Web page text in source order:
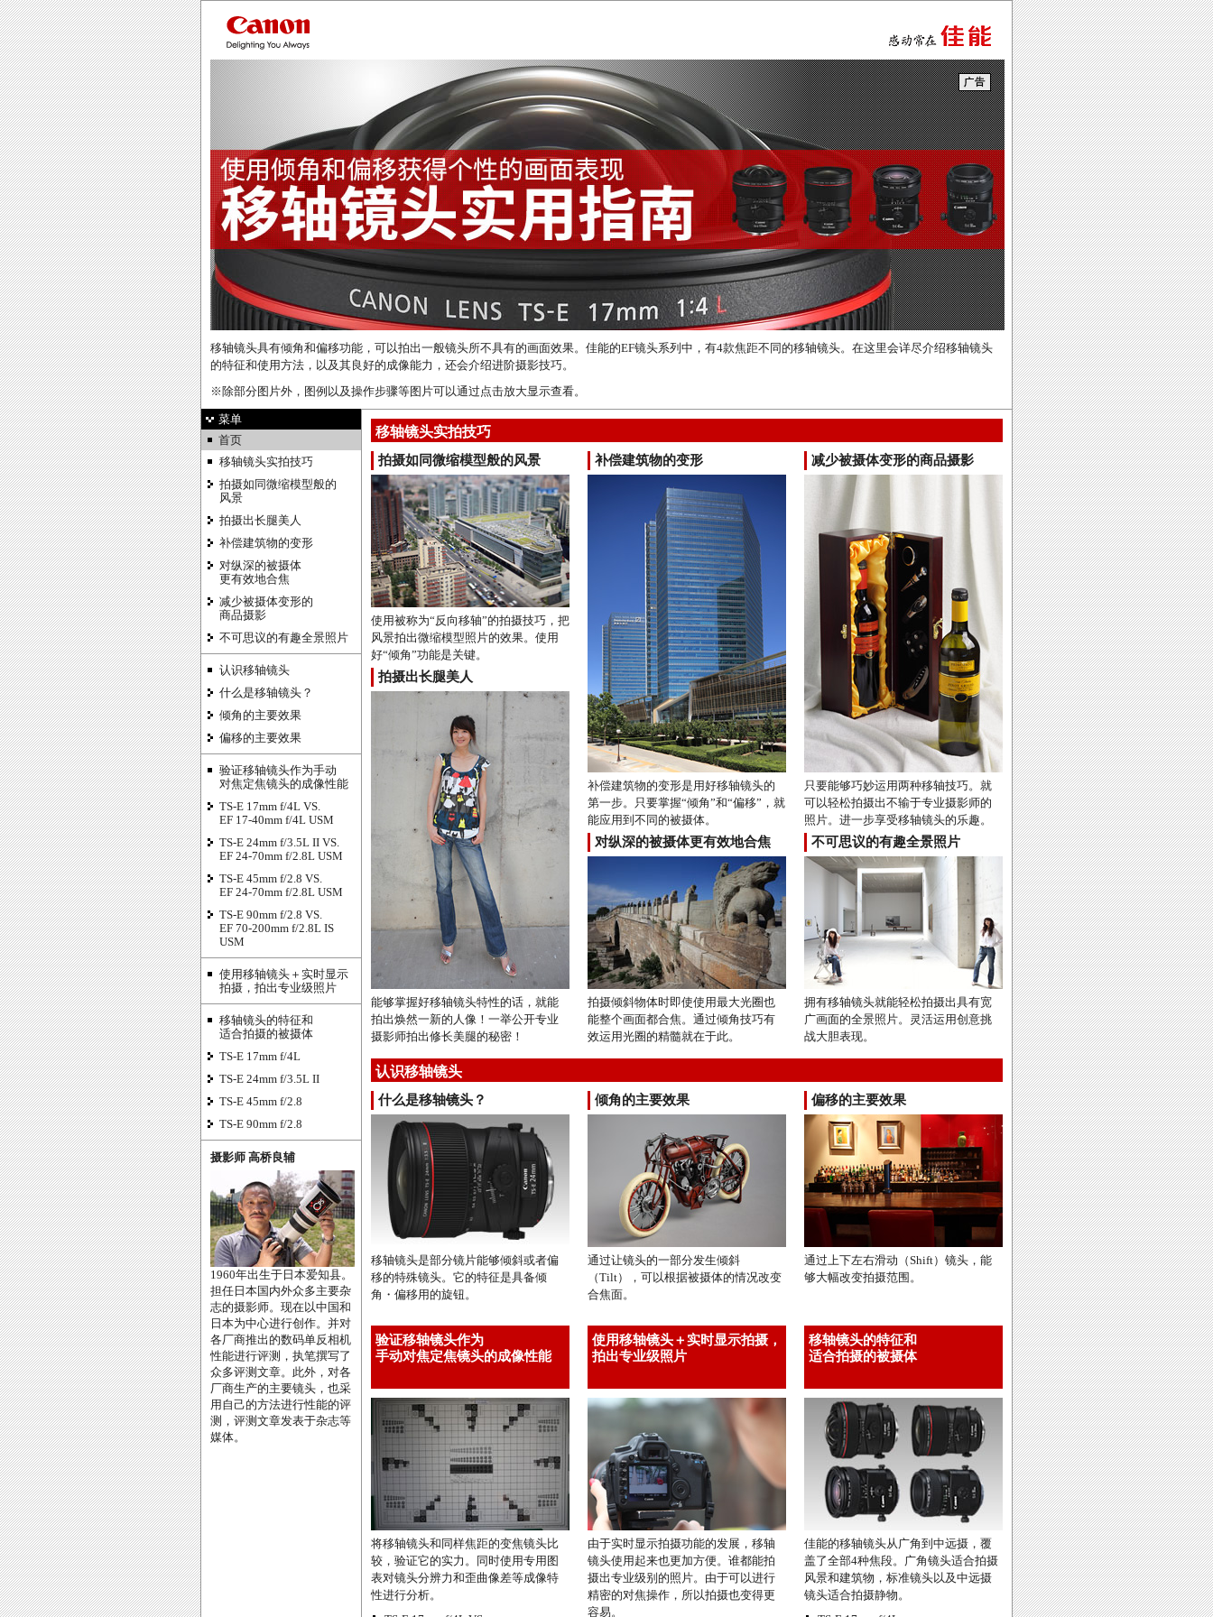
移轴镜头具有倾角和偏移功能，可以拍出一般镜头所不具有的画面效果。佳能的EF镜头系列中，有4款焦距不同的移轴镜头。在这里会详尽介绍移轴镜头
的特征和使用方法，以及其良好的成像能力，还会介绍进阶摄影技巧。
※除部分图片外，图例以及操作步骤等图片可以通过点击放大显示查看。
菜单
首页
移轴镜头实拍技巧
拍摄如同微缩模型般的
风景
拍摄出长腿美人
补偿建筑物的变形
对纵深的被摄体
更有效地合焦
减少被摄体变形的
商品摄影
不可思议的有趣全景照片
认识移轴镜头
什么是移轴镜头？
倾角的主要效果
偏移的主要效果
验证移轴镜头作为手动
对焦定焦镜头的成像性能
TS-E 17mm f/4L VS.
EF 17-40mm f/4L USM
TS-E 24mm f/3.5L II VS.
EF 24-70mm f/2.8L USM
TS-E 45mm f/2.8 VS.
EF 24-70mm f/2.8L USM
TS-E 90mm f/2.8 VS.
EF 70-200mm f/2.8L IS
USM
使用移轴镜头＋实时显示
拍摄，拍出专业级照片
移轴镜头的特征和
适合拍摄的被摄体
TS-E 17mm f/4L
TS-E 24mm f/3.5L II
TS-E 45mm f/2.8
TS-E 90mm f/2.8
摄影师 高桥良辅
1960年出生于日本爱知县。
担任日本国内外众多主要杂
志的摄影师。现在以中国和
日本为中心进行创作。并对
各厂商推出的数码单反相机
性能进行评测，执笔撰写了
众多评测文章。此外，对各
厂商生产的主要镜头，也采
用自己的方法进行性能的评
测，评测文章发表于杂志等
媒体。
移轴镜头实拍技巧
拍摄如同微缩模型般的风景
使用被称为“反向移轴”的拍摄技巧，把
风景拍出微缩模型照片的效果。使用
好“倾角”功能是关键。
拍摄出长腿美人
能够掌握好移轴镜头特性的话，就能
拍出焕然一新的人像！一举公开专业
摄影师拍出修长美腿的秘密！
补偿建筑物的变形
补偿建筑物的变形是用好移轴镜头的
第一步。只要掌握“倾角”和“偏移”，就
能应用到不同的被摄体。
对纵深的被摄体更有效地合焦
拍摄倾斜物体时即使使用最大光圈也
能整个画面都合焦。通过倾角技巧有
效运用光圈的精髓就在于此。
减少被摄体变形的商品摄影
只要能够巧妙运用两种移轴技巧。就
可以轻松拍摄出不输于专业摄影师的
照片。进一步享受移轴镜头的乐趣。
不可思议的有趣全景照片
拥有移轴镜头就能轻松拍摄出具有宽
广画面的全景照片。灵活运用创意挑
战大胆表现。
认识移轴镜头
什么是移轴镜头？
移轴镜头是部分镜片能够倾斜或者偏
移的特殊镜头。它的特征是具备倾
角・偏移用的旋钮。
倾角的主要效果
通过让镜头的一部分发生倾斜
（Tilt），可以根据被摄体的情况改变
合焦面。
偏移的主要效果
通过上下左右滑动（Shift）镜头，能
够大幅改变拍摄范围。
验证移轴镜头作为
手动对焦定焦镜头的成像性能
将移轴镜头和同样焦距的变焦镜头比
较，验证它的实力。同时使用专用图
表对镜头分辨力和歪曲像差等成像特
性进行分析。
使用移轴镜头＋实时显示拍摄，
拍出专业级照片
由于实时显示拍摄功能的发展，移轴
镜头使用起来也更加方便。谁都能拍
摄出专业级别的照片。由于可以进行
精密的对焦操作，所以拍摄也变得更
容易。
移轴镜头的特征和
适合拍摄的被摄体
佳能的移轴镜头从广角到中远摄，覆
盖了全部4种焦段。广角镜头适合拍摄
风景和建筑物，标准镜头以及中远摄
镜头适合拍摄静物。